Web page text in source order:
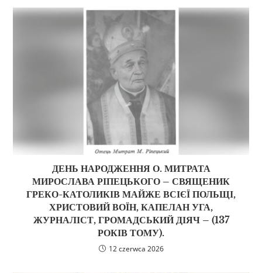
ДЕНЬ НАРОДЖЕННЯ О. МИТРАТА
МИРОСЛАВА РІПЕЦЬКОГО – СВЯЩЕНИК
ГРЕКО-КАТОЛИКІВ МАЙЖЕ ВСІЄЇ ПОЛЬЩІ,
ХРИСТОВИЙ ВОЇН, КАПЕЛАН УГА,
ЖУРНАЛІСТ, ГРОМАДСЬКИЙ ДІЯЧ – (137
РОКІВ ТОМУ).
12 czerwca 2026